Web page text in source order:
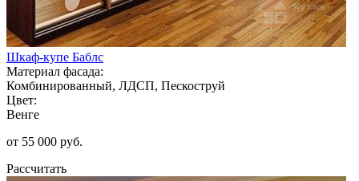
Шкаф-купе Баблс
Материал фасада:
Комбинированный, ЛДСП, Пескоструй
Цвет:
Венге
от 55 000 руб.
Рассчитать